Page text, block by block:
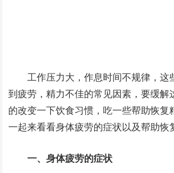
工作压力大，作息时间不规律，这
到疲劳，精力不佳的常见因素，要缓解
的改变一下饮食习惯，吃一些帮助恢复
一起来看看身体疲劳的症状以及帮助恢
一、身体疲劳的症状